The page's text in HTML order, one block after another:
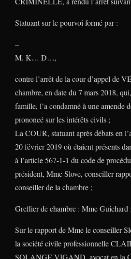
Statuant sur le pourvoi formé par :
–
M. K… D…,
contre l’arrêt de la cour d’appel de
chambre, en date du 7 mars 2018,
famille, l’a condamné à une amende
prononcé sur les intérêts civils ;
La COUR, statuant après débats en
20 février 2019 où étaient présents
à l’article 567-1-1 du code de
président, Mme Slove, conseiller
conseiller de la chambre ;
Greffier de chambre : Mme Guichard
Sur le rapport de Mme le conseiller
la société civile professionnelle